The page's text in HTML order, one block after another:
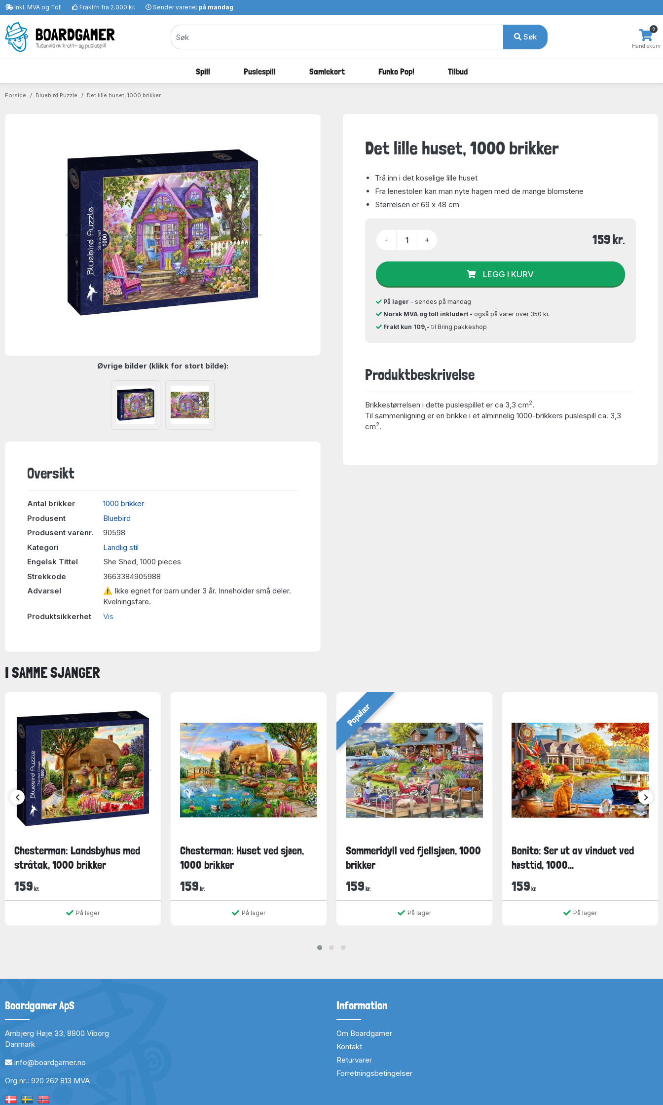
Inkl. MVA og Toll Fraktfri fra 2.000 kr. Sender varene: på mandag
Søk
Handlekurv
0
Spill Puslespill Samlekort Funko Pop! Tilbud
Forside Bluebird Puzzle Det lille huset, 1000 brikker
Øvrige bilder (klikk for stort bilde):
Oversikt
Antal brikker
1000 brikker
Produsent
Bluebird
Produsent varenr.
90598
Kategori
Landlig stil
Engelsk Tittel
She Shed, 1000 pieces
Strekkode
3663384905988
Advarsel
⚠ Ikke egnet for barn under 3 år. Inneholder små deler.
Kvelningsfare.
Produktsikkerhet
Vis
Det lille huset, 1000 brikker
Trå inn i det koselige lille huset
Fra lenestolen kan man nyte hagen med de mange blomstene
Størrelsen er 69 x 48 cm
− + 159 kr.
LEGG I KURV
På lager - sendes på mandag
Norsk MVA og toll inkludert - også på varer over 350 kr.
Frakt kun 109,- til Bring pakkeshop
Produktbeskrivelse
Brikkestørrelsen i dette puslespillet er ca 3,3 cm2.
Til sammenligning er en brikke i et alminnelig 1000-brikkers puslespill ca. 3,3
cm2.
I SAMME SJANGER
Chesterman: Landsbyhus med
stråtak, 1000 brikker
159 kr.
På lager
Chesterman: Huset ved sjøen,
1000 brikker
159 kr.
På lager
Populær
Sommeridyll ved fjellsjøen, 1000
brikker
159 kr.
På lager
Bonito: Ser ut av vinduet ved
høsttid, 1000...
159 kr.
På lager
Boardgamer ApS
Arnbjerg Høje 33, 8800 Viborg
Danmark
info@boardgamer.no
Org nr.: 920 262 813 MVA
Information
Om Boardgamer
Kontakt
Returvarer
Forretningsbetingelser